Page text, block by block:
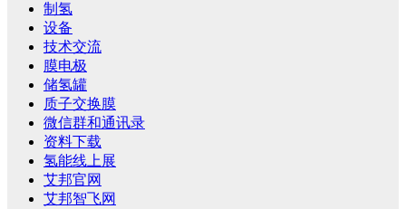
制氢
设备
技术交流
膜电极
储氢罐
质子交换膜
微信群和通讯录
资料下载
氢能线上展
艾邦官网
艾邦智飞网